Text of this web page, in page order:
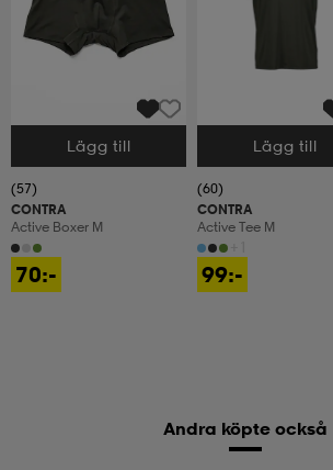
Välj storlek
Lägg till
(57)
CONTRA
Active Boxer M
70:-
Välj storlek
Lägg till
(60)
CONTRA
Active Tee M
99:-
Andra köpte också